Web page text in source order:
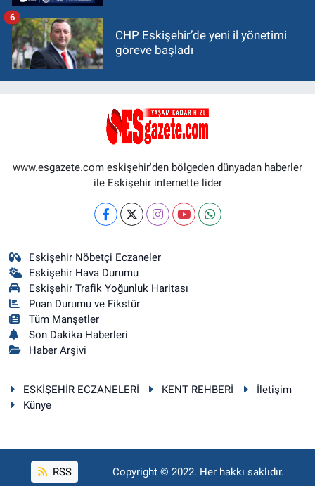
CHP Eskişehir’de yeni il yönetimi
göreve başladı
6
www.esgazete.com eskişehir'den bölgeden dünyadan haberler
ile Eskişehir internette lider
Eskişehir Nöbetçi Eczaneler
Eskişehir Hava Durumu
Eskişehir Trafik Yoğunluk Haritası
Puan Durumu ve Fikstür
Tüm Manşetler
Son Dakika Haberleri
Haber Arşivi
ESKİŞEHİR ECZANELERİ KENT REHBERİ
İletişim
Künye
RSS Copyright © 2022. Her hakkı saklıdır.